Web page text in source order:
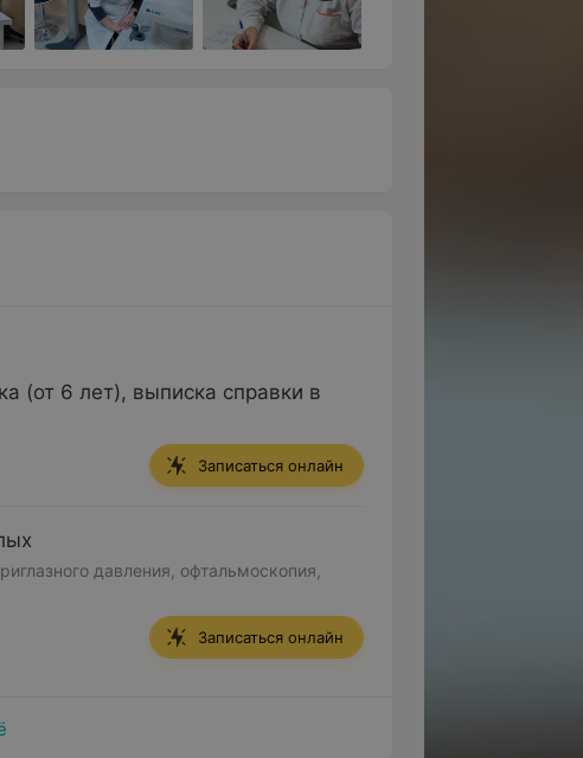
(от 6 лет), выписка справки в
Записаться онлайн
давления, офтальмоскопия,
Записаться онлайн